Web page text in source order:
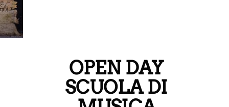
OPEN DAY
SCUOLA DI